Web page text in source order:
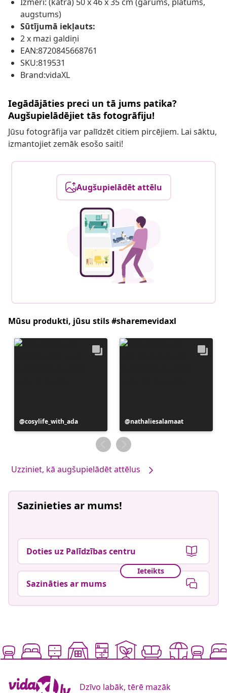
augstums)
Sūtījumā iekļauts:
2 x mazi galdiņi
EAN:8720845668761
SKU:819531
Brand:vidaXL
Iegādājāties preci un tā jums patika?
Augšupielādējiet tās fotogrāfiju!
Jūsu fotogrāfija var palīdzēt citiem pircējiem. Lai sāktu,
izmantojiet zemāk esošo saiti!
Augšupielādēt attēlu
Mūsu produkti, jūsu stils #sharemevidaxl
Ierakstu
publicējis
cosylife_with_ada
Ierakstu
publicējis
nathaliesalamaat
Uzziniet, kā augšupielādēt attēlus
Sazinieties ar mums!
Doties uz Palīdzības centru
Ieteikts
Sazināties ar mums
Dzīvo labāk, tērē mazāk